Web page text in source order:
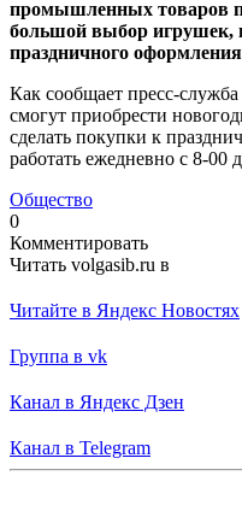
промышленных товаров
большой выбор игрушек,
праздничного
Как сообщает пресс-
смогут приобрести
сделать покупки к
работать ежедневно с 8-00
Общество
0
Комментировать
Читать volgasib.ru в
Читайте в Яндекс Новостях
Группа в vk
Канал в Яндекс Дзен
Канал в Telegram